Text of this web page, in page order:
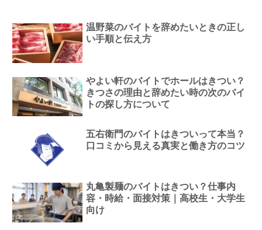
温野菜のバイトを辞めたいときの正し
い手順と伝え方
やよい軒のバイトでホールはきつい？
きつさの理由と辞めたい時の次のバイ
トの探し方について
五右衛門のバイトはきついって本当？
口コミから見える真実と働き方のコツ
丸亀製麺のバイトはきつい？仕事内
容・時給・面接対策｜高校生・大学生
向け